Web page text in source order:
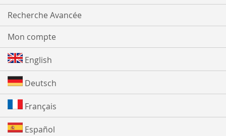
Recherche Avancée
Mon compte
English
Deutsch
Français
Español